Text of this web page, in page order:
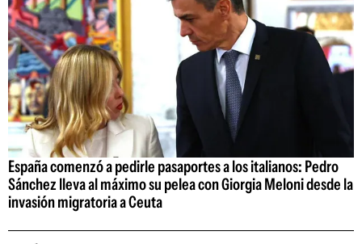
España comenzó a pedirle pasaportes a los italianos: Pedro
Sánchez lleva al máximo su pelea con Giorgia Meloni desde la
invasión migratoria a Ceuta